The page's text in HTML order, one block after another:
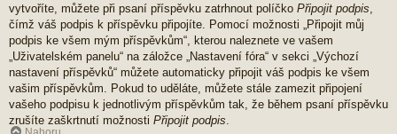
vytvoříte, můžete při psaní příspěvku zatrhnout políčko Připojit podpis
čímž váš podpis k příspěvku připojíte. Pomocí možnosti „Připojit můj
podpis ke všem mým příspěvkům“, kterou naleznete ve vašem
„Uživatelském panelu“ na záložce „Nastavení fóra“ v sekci „Výchozí
nastavení příspěvků“ můžete automaticky připojit váš podpis ke všem
vašim příspěvkům. Pokud to uděláte, můžete stále zamezit připojení
vašeho podpisu k jednotlivým příspěvkům tak, že během psaní příspěvku
zrušíte zaškrtnutí možnosti Připojit podpis